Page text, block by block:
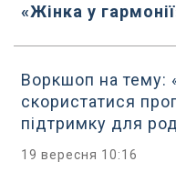
«Жінка у
Воркшоп на тему:
скористатися
підтримку для
19 вересня 10:16